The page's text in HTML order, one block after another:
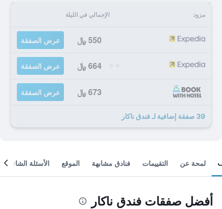
مزود الإجمالي في الليلة
550 ﷼ عرض الصفقة
664 ﷼ عرض الصفقة
673 ﷼ عرض الصفقة
39 صفقة إضافية لـ فندق ناكار
لمحة عن التقييمات فنادق مشابهة الموقع الأسئلة الشائعة
أفضل صفقات فندق ناكار